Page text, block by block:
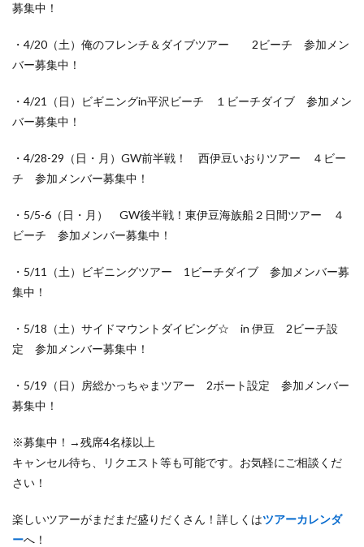
募集中！
・4/20（土）俺のフレンチ＆ダイブツアー 2ビーチ 参加メン
バー募集中！
・4/21（日）ビギニングin平沢ビーチ １ビーチダイブ 参加メン
バー募集中！
・4/28-29（日・月）GW前半戦！ 西伊豆いおりツアー ４ビー
チ 参加メンバー募集中！
・5/5-6（日・月） GW後半戦！東伊豆海族船２日間ツアー ４
ビーチ 参加メンバー募集中！
・5/11（土）ビギニングツアー 1ビーチダイブ 参加メンバー募
集中！
・5/18（土）サイドマウントダイビング☆ in 伊豆 2ビーチ設
定 参加メンバー募集中！
・5/19（日）房総かっちゃまツアー 2ボート設定 参加メンバー
募集中！
※募集中！→残席4名様以上
キャンセル待ち、リクエスト等も可能です。お気軽にご相談くだ
さい！
楽しいツアーがまだまだ盛りだくさん！詳しくはツアーカレンダ
ーへ！